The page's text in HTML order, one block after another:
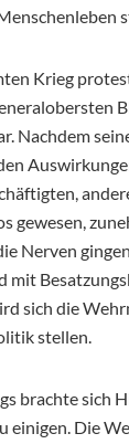
Krieg
Nachdem
gewesen,
Nerven
mit
sich die
stellen.
brachte sich
einigen. Die